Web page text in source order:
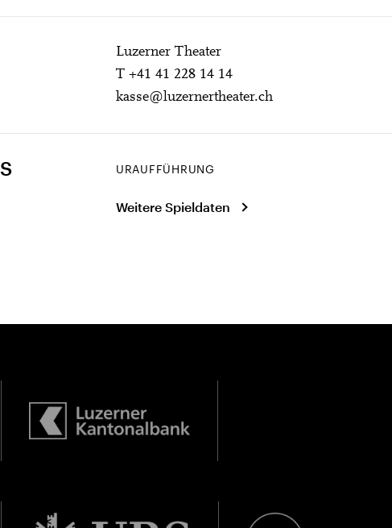
Luzerner Theater
T +41 41 228 14 14
kasse@luzernertheater.ch
URAUFFÜHRUNG
Weitere Spieldaten
Thomas und Doris